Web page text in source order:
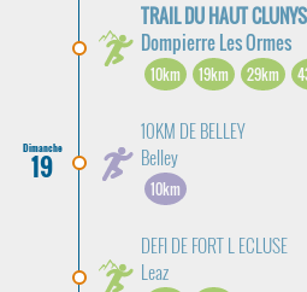
TRAIL DU HAUT
Dompierre Les Ormes
10km 19km 29km
Dimanche
19
10KM DE BELLEY
Belley
10km
DEFI DE FORT L ECLUSE
Leaz